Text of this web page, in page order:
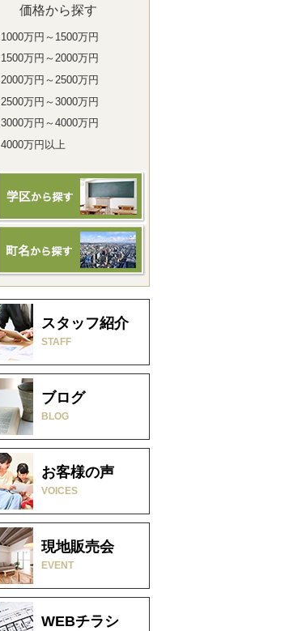
価格から探す
1000万円～1500万円
1500万円～2000万円
2000万円～2500万円
2500万円～3000万円
3000万円～4000万円
4000万円以上
スタッフ紹介
STAFF
ブログ
BLOG
お客様の声
VOICES
現地販売会
EVENT
WEBチラシ